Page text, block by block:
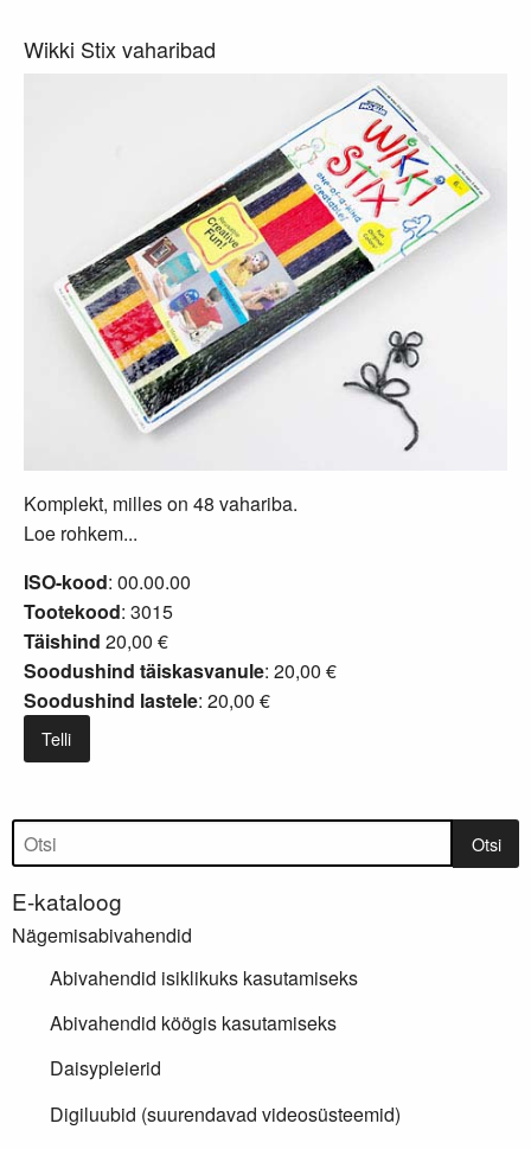
Wikki Stix vaharibad
Komplekt, milles on 48 vahariba.
Loe rohkem...
ISO-kood: 00.00.00
Tootekood: 3015
Täishind 20,00 €
Soodushind täiskasvanule: 20,00 €
Soodushind lastele: 20,00 €
Telli
Tootepuu Otsi
E-kataloog
Nägemisabivahendid
Abivahendid isiklikuks kasutamiseks
Abivahendid köögis kasutamiseks
Daisypleierid
Digiluubid (suurendavad videosüsteemid)